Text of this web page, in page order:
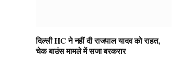
दिल्ली HC ने नहीं दी राजपाल यादव को राहत,
चेक बाउंस मामले में सजा बरकरार